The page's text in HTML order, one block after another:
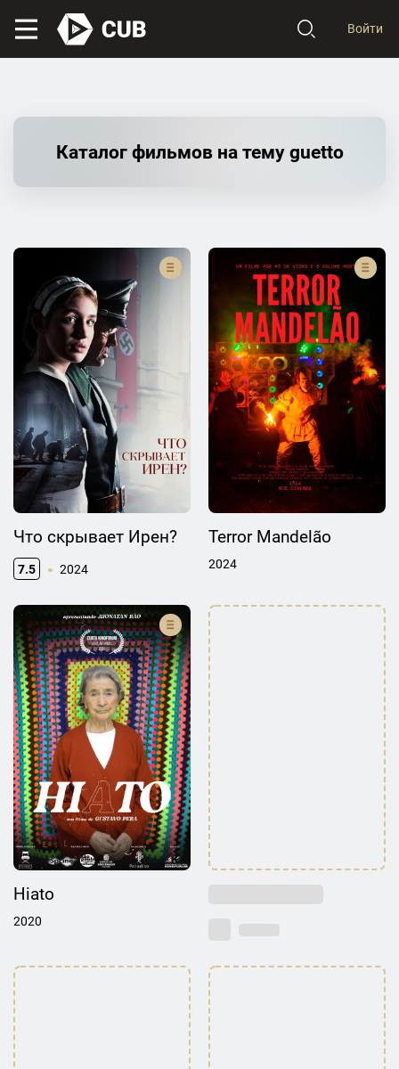
Войти
Каталог фильмов на тему guetto
Что скрывает Ирен?
7.5 2024
Terror Mandelão
2024
Hiato
2020